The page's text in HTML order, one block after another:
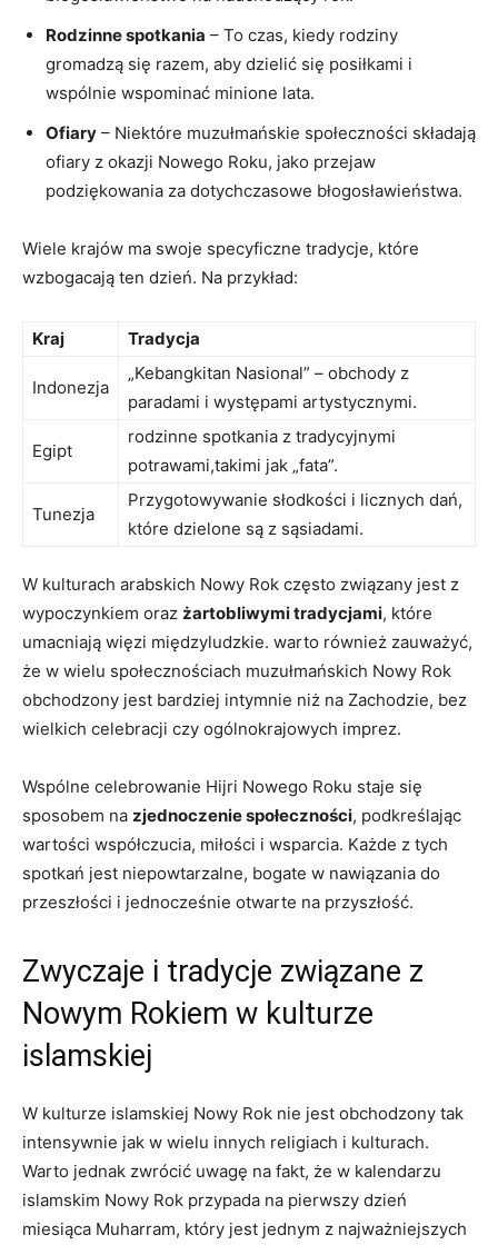
Rodzinne spotkania – To czas, kiedy rodziny
gromadzą się razem, aby dzielić się posiłkami i
wspólnie wspominać minione lata.
Ofiary – Niektóre muzułmańskie społeczności składają
ofiary z okazji Nowego Roku, jako przejaw
podziękowania za dotychczasowe błogosławieństwa.
Wiele krajów ma swoje specyficzne tradycje, które
wzbogacają ten dzień. Na przykład:
Kraj Tradycja
Indonezja
„Kebangkitan Nasional” – obchody z
paradami i występami artystycznymi.
Egipt
rodzinne spotkania z tradycyjnymi
potrawami,takimi jak „fata”.
Tunezja
Przygotowywanie słodkości i licznych dań,
które dzielone są z sąsiadami.
W kulturach arabskich Nowy Rok często związany jest z
wypoczynkiem oraz żartobliwymi tradycjami, które
umacniają więzi międzyludzkie. warto również zauważyć,
że w wielu społecznościach muzułmańskich Nowy Rok
obchodzony jest bardziej intymnie niż na Zachodzie, bez
wielkich celebracji czy ogólnokrajowych imprez.
Wspólne celebrowanie Hijri Nowego Roku staje się
sposobem na zjednoczenie społeczności, podkreślając
wartości współczucia, miłości i wsparcia. Każde z tych
spotkań jest niepowtarzalne, bogate w nawiązania do
przeszłości i jednocześnie otwarte na przyszłość.
Zwyczaje i tradycje związane z
Nowym Rokiem w kulturze
islamskiej
W kulturze islamskiej Nowy Rok nie jest obchodzony tak
intensywnie jak w wielu innych religiach i kulturach.
Warto jednak zwrócić uwagę na fakt, że w kalendarzu
islamskim Nowy Rok przypada na pierwszy dzień
miesiąca Muharram, który jest jednym z najważniejszych